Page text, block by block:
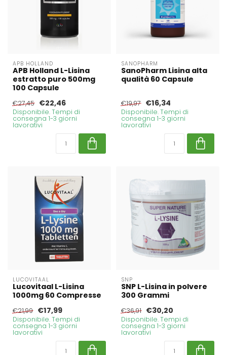
APB HOLLAND
APB Holland L-Lisina
estratto puro 500mg
100 Capsule
€27,45 €22,46
Disponibile. Tempi di
consegna 1-3 giorni
lavorativi
SANOPHARM
SanoPharm Lisina alta
qualità 60 Capsule
€19,97 €16,34
Disponibile. Tempi di
consegna 1-3 giorni
lavorativi
LUCOVITAAL
Lucovitaal L-Lisina
1000mg 60 Compresse
€21,99 €17,99
Disponibile. Tempi di
consegna 1-3 giorni
lavorativi
SNP
SNP L-Lisina in polvere
300 Grammi
€36,91 €30,20
Disponibile. Tempi di
consegna 1-3 giorni
lavorativi